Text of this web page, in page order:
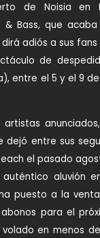
de Noisia en
& Bass, que
dirá adiós a sus
de
entre el 5 y el 9
dejó entre sus
el pasado
aluvión
puesto a la
abonos para el
en menos